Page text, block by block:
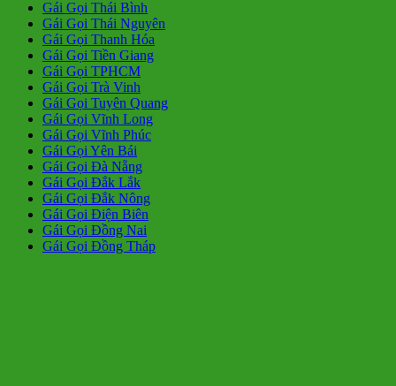
Gái Gọi Thái Bình
Gái Gọi Thái Nguyên
Gái Gọi Thanh Hóa
Gái Gọi Tiền Giang
Gái Gọi TPHCM
Gái Gọi Trà Vinh
Gái Gọi Tuyên Quang
Gái Gọi Vĩnh Long
Gái Gọi Vĩnh Phúc
Gái Gọi Yên Bái
Gái Gọi Đà Nẵng
Gái Gọi Đắk Lắk
Gái Gọi Đắk Nông
Gái Gọi Điện Biên
Gái Gọi Đồng Nai
Gái Gọi Đồng Tháp